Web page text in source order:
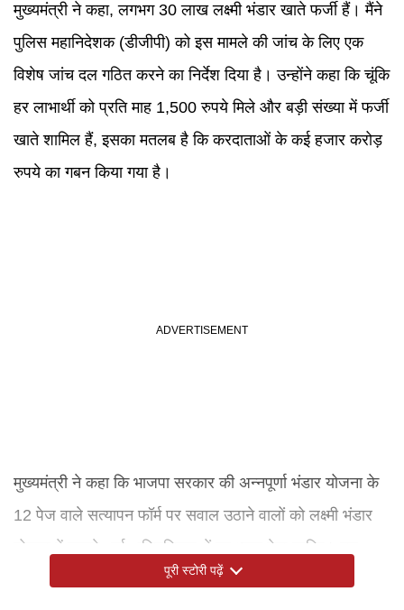
मुख्यमंत्री ने कहा, लगभग 30 लाख लक्ष्मी भंडार खाते फर्जी हैं। मैंने
पुलिस महानिदेशक (डीजीपी) को इस मामले की जांच के लिए एक
विशेष जांच दल गठित करने का निर्देश दिया है। उन्होंने कहा कि चूंकि
हर लाभार्थी को प्रति माह 1,500 रुपये मिले और बड़ी संख्या में फर्जी
खाते शामिल हैं, इसका मतलब है कि करदाताओं के कई हजार करोड़
रुपये का गबन किया गया है।
मुख्यमंत्री ने कहा कि भाजपा सरकार की अन्नपूर्णा भंडार योजना के
12 पेज वाले सत्यापन फॉर्म पर सवाल उठाने वालों को लक्ष्मी भंडार
योजना में सामने आई अनियमितताओं पर ध्यान देना चाहिए। इस
योजना के तहत महिला लाभार्थियों को मिलने वाली वित्तीय सहायता
पूरी स्टोरी पढ़ें